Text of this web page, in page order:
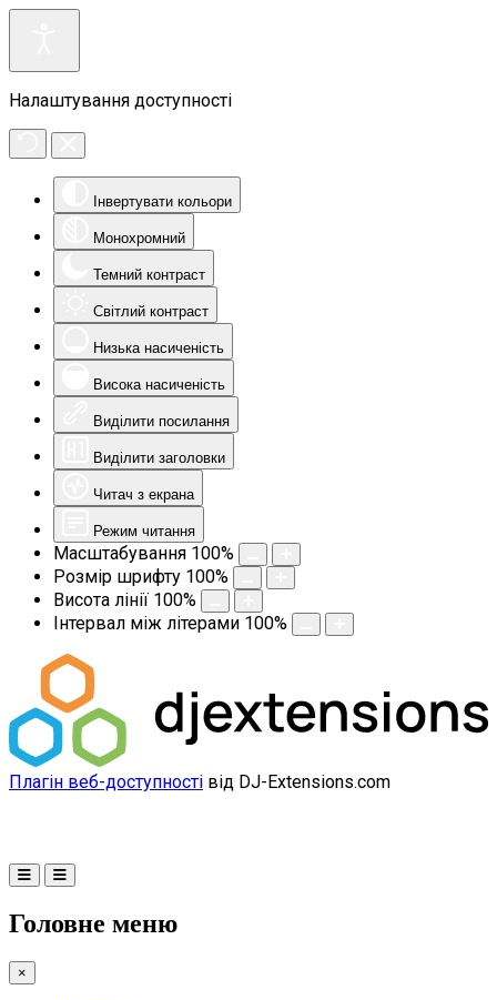
Налаштування доступності
Інвертувати кольори
Монохромний
Темний контраст
Світлий контраст
Низька насиченість
Висока насиченість
Виділити посилання
Виділити заголовки
Читач з екрана
Режим читання
Масштабування 100%
Розмір шрифту 100%
Висота лінії 100%
Інтервал між літерами 100%
Плагін веб-доступності від DJ-Extensions.com
Головне меню
×